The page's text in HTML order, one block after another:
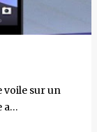
voile sur un
a…